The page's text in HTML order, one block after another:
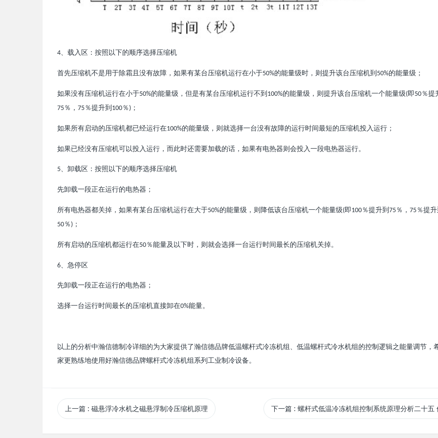
4、载入 区 ：按照以下的顺序选择压缩机
首先压缩机不是用于除霜且 没有故障，如果有某台压缩机运行在小于50%的能量级时 ， 则提升该台压缩机到 50%的能量级 ；
如果没有压缩机运行在小于50%的能量级 ，但是有某台压缩机运行不到 100%的能量级 ， 则提升该台压缩机一个能量级(即50％提
75％， 75％提升到 100％ ) ；
如果所有启动的压缩机都已经运行在100%的能量级 ， 则 就选择一台没有故障的运行时间 最短的压缩机投入 运行；
如果已经没有压缩机可以投入 运行，而此时还需要加载的话 ，如果有电热器则会投入一段电热器运行。
5、卸载区 ：按照以下的顺序选择压缩机
先卸载一段正在运行的电热器；
所有电热器都关掉，如果有某台压缩机运行在大于50%的能量级 ， 则 降低该台压缩机一个能量级(即100％提升到 75％， 75％提
50％ ) ；
所有启动的压缩机都运行在50％能量及以下时 ， 则 就会选择一台运行时间 最长的压缩机关掉。
6 、急停 区
先卸载一段正在运行的电热器；
选择一台运行时间最长的压缩机直接卸在0%能量。
以上的分析中瀚信德制冷详细的为大家提供了瀚信德品牌低温螺杆式冷冻机组、低温螺杆式冷水机组的控制逻辑之能量调节，
家更熟练地使用好瀚信德品牌螺杆式冷冻机组系列工业制冷设备。
上一篇 : 磁悬浮冷水机之磁悬浮制冷压缩机原理 下一篇 : 螺杆式低温冷冻机组控制系统原理分析二十五 停机程序操作